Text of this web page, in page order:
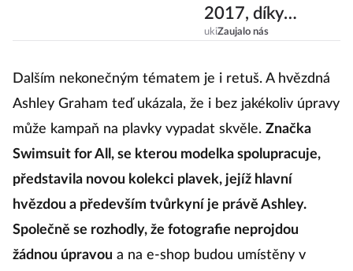
2017, díky
kterým máme
ukiZaujalo nás
Dalším nekonečným tématem je i retuš. A hvězdná
Ashley Graham teď ukázala, že i bez jakékoliv úpravy
může kampaň na plavky vypadat skvěle. Značka
Swimsuit for All, se kterou modelka spolupracuje,
představila novou kolekci plavek, jejíž hlavní
hvězdou a především tvůrkyní je právě Ashley.
Společně se rozhodly, že fotografie neprojdou
žádnou úpravou a na e-shop budou umístěny v